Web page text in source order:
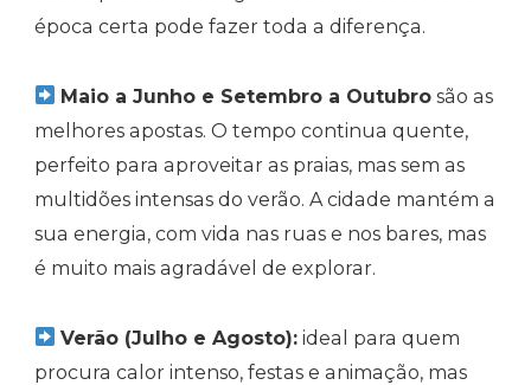
época certa pode fazer toda a diferença.
Maio a Junho e Setembro a Outubro são as
melhores apostas. O tempo continua quente,
perfeito para aproveitar as praias, mas sem as
multidões intensas do verão. A cidade mantém a
sua energia, com vida nas ruas e nos bares, mas
é muito mais agradável de explorar.
Verão (Julho e Agosto): ideal para quem
procura calor intenso, festas e animação, mas